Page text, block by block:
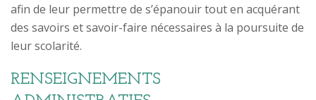
afin de leur permettre de s’épanouir tout en acquérant
des savoirs et savoir-faire nécessaires à la poursuite de
leur scolarité.
RENSEIGNEMENTS